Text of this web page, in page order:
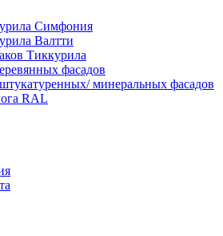
Симфония
Валтти
Тиккурила
фасадов
минеральных фасадов
RAL